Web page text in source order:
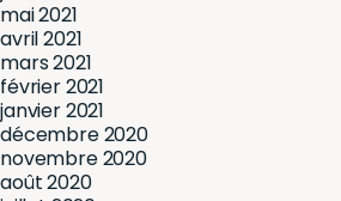
mai 2021
avril 2021
mars 2021
février 2021
janvier 2021
décembre 2020
novembre 2020
août 2020